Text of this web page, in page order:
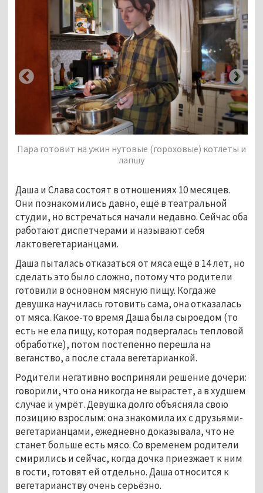
Пара готовит на ужин нутовые (гороховые) котлеты и
лапшу
Даша и Слава состоят в отношениях 10 месяцев.
Они познакомились давно, ещё в театральной
студии, но встречаться начали недавно. Сейчас оба
работают диспетчерами и называют себя
лактовегетарианцами.
Даша пыталась отказаться от мяса ещё в 14 лет, но
сделать это было сложно, потому что родители
готовили в основном мясную пищу. Когда же
девушка научилась готовить сама, она отказалась
от мяса. Какое-то время Даша была сыроедом (то
есть не ела пищу, которая подвергалась тепловой
обработке), потом постепенно перешла на
веганство, а после стала вегетарианкой.
Родители негативно восприняли решение дочери:
говорили, что она никогда не вырастет, а в худшем
случае и умрёт. Девушка долго объясняла свою
позицию взрослым: она знакомила их с друзьями-
вегетарианцами, ежедневно доказывала, что не
станет больше есть мясо. Со временем родители
смирились и сейчас, когда дочка приезжает к ним
в гости, готовят ей отдельно. Даша относится к
вегетарианству очень серьёзно.